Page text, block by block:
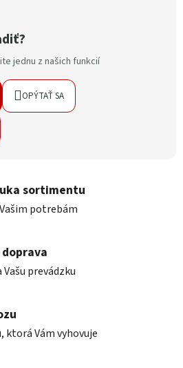
jednu z našich funkcií
OPÝTAŤ SA
sortimentu
potrebám
prevádzku
ktorá Vám vyhovuje